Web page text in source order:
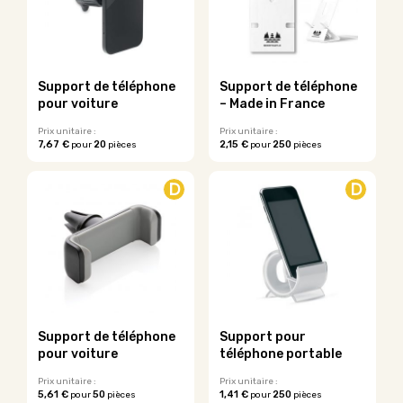
peuvent
la
page
produit
peuvent
sur
du
produit
Support de téléphone
pour voiture
Prix unitaire :
7,67 € pour20 pièces
Support de téléphone
– Made in France
Prix unitaire :
2,15 €pour250pièces
plusieurs
variations.
peuvent
sur
la
page
du
produit
D
Support de téléphone
pour voiture
Prix unitaire :
5,61 € pour50 pièces
D
Support pour
téléphone portable
Prix unitaire :
1,41 €pour250pièces